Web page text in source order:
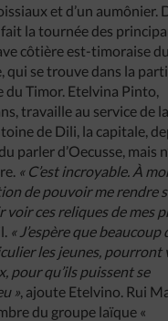
et d’un aumônier.
la tournée des
côtière est-timoraise du
qui se trouve dans la
du Timor. Etelvina Pinto,
travaille au service de la
de Dili, la capitale,
parler d’Oecusse, mais
« C’est incroyable. À
de pouvoir me rendre
voir ces reliques de mes
« J’espère que beaucoup
les jeunes, pourront
pour qu’ils puissent se
», ajoute Etelvino. Rui
du groupe laïque «